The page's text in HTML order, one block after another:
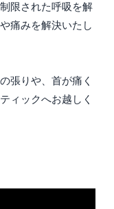
限された呼吸を解
痛みを解決いたし
張りや、首が痛く
ィックへお越しく